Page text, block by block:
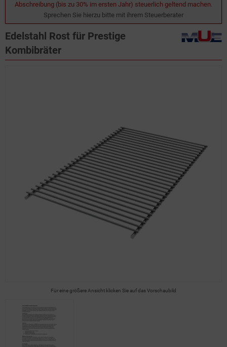
Abschreibung (bis zu 30% im ersten Jahr) steuerlich geltend machen.
Sprechen Sie hierzu bitte mit ihrem Steuerberater
Edelstahl Rost für Prestige
Kombibräter
Für eine größere Ansicht klicken Sie auf das Vorschaubild